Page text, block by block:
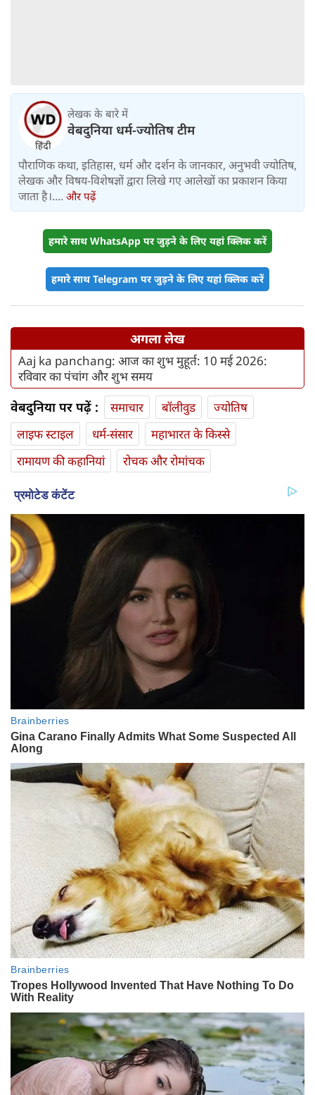
लेखक के बारे में
वेबदुनिया धर्म-ज्योतिष टीम
पौराणिक कथा, इतिहास, धर्म और दर्शन के जानकार, अनुभवी ज्योतिष,
लेखक और विषय-विशेषज्ञों द्वारा लिखे गए आलेखों का प्रकाशन किया
जाता है।.... और पढ़ें
हमारे साथ WhatsApp पर जुड़ने के लिए यहां क्लिक करें
हमारे साथ Telegram पर जुड़ने के लिए यहां क्लिक करें
अगला लेख
Aaj ka panchang: आज का शुभ मुहूर्त: 10 मई 2026:
रविवार का पंचांग और शुभ समय
वेबदुनिया पर पढ़ें : समाचार बॉलीवुड
ज्योतिष
लाइफ स्‍टाइल
धर्म-संसार
महाभारत के किस्से
रामायण की कहानियां
रोचक और रोमांचक